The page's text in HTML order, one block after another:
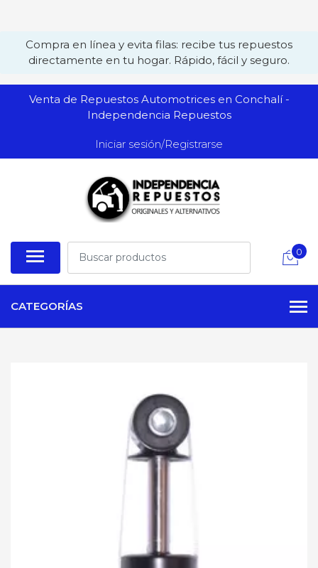
Compra en línea y evita filas: recibe tus repuestos
directamente en tu hogar. Rápido, fácil y seguro.
Venta de Repuestos Automotrices en Conchalí -
Independencia Repuestos
Iniciar sesión/Registrarse
0
CATEGORÍAS